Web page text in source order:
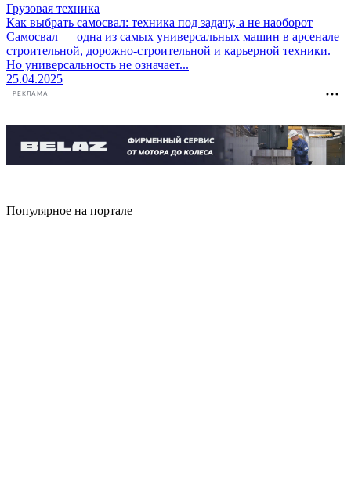
Грузовая техника
Как выбрать самосвал: техника под задачу, а не наоборот
Самосвал — одна из самых универсальных машин в арсенале
строительной, дорожно-строительной и карьерной техники.
Но универсальность не означает...
25.04.2025
РЕКЛАМА
Популярное на портале